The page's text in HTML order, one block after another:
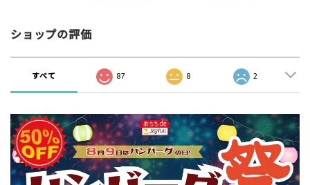
ショップの評価
すべて 87 8 2